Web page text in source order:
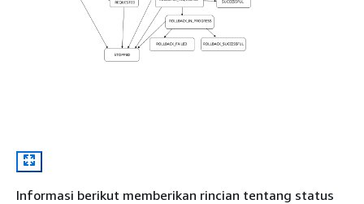
Informasi berikut memberikan rincian tentang status